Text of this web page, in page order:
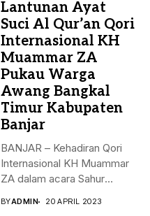
Lantunan Ayat
Suci Al Qur’an Qori
Internasional KH
Muammar ZA
Pukau Warga
Awang Bangkal
Timur Kabupaten
Banjar
BANJAR – Kehadiran Qori
Internasional KH Muammar
ZA dalam acara Sahur
BYADMIN 20 APRIL 2023